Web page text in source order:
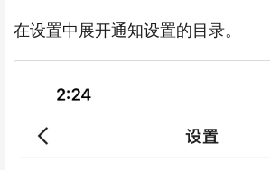
在设置中展开通知设置的目录。